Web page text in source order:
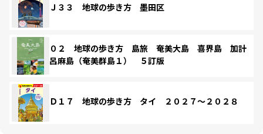
Ｊ３３ 地球の歩き方 墨田区
０２ 地球の歩き方 島旅 奄美大島 喜界島 加計
呂麻島（奄美群島１） ５訂版
Ｄ１７ 地球の歩き方 タイ ２０２７～２０２８